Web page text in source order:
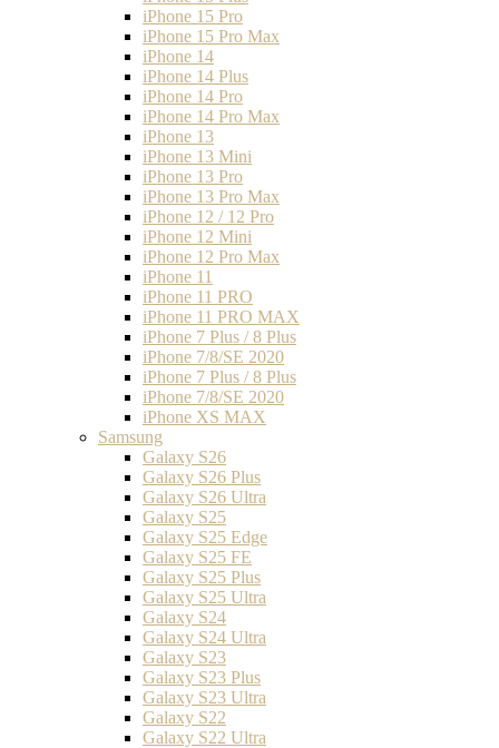
iPhone 15 Pro
iPhone 15 Pro Max
iPhone 14
iPhone 14 Plus
iPhone 14 Pro
iPhone 14 Pro Max
iPhone 13
iPhone 13 Mini
iPhone 13 Pro
iPhone 13 Pro Max
iPhone 12 / 12 Pro
iPhone 12 Mini
iPhone 12 Pro Max
iPhone 11
iPhone 11 PRO
iPhone 11 PRO MAX
iPhone 7 Plus / 8 Plus
iPhone 7/8/SE 2020
iPhone 7 Plus / 8 Plus
iPhone 7/8/SE 2020
iPhone XS MAX
Samsung
Galaxy S26
Galaxy S26 Plus
Galaxy S26 Ultra
Galaxy S25
Galaxy S25 Edge
Galaxy S25 FE
Galaxy S25 Plus
Galaxy S25 Ultra
Galaxy S24
Galaxy S24 Ultra
Galaxy S23
Galaxy S23 Plus
Galaxy S23 Ultra
Galaxy S22
Galaxy S22 Ultra